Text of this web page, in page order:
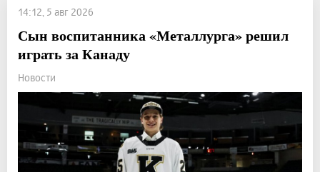
14:12, 5 авг 2026
Сын воспитанника «Металлурга» решил
играть за Канаду
Новости